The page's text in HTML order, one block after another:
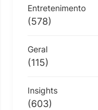
Entretenimento
(578)
Geral
(115)
Insights
(603)